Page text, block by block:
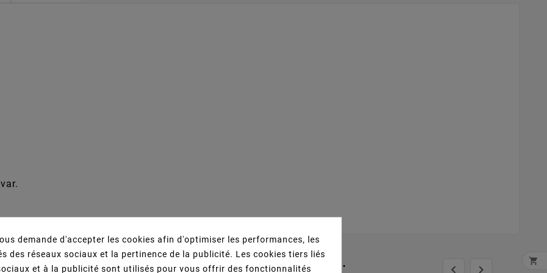
Ont Acheté Ce Produit Ont Également Acheté...  

demande d'accepter les cookies afin d'optimiser les performances, les
des réseaux sociaux et la pertinence de la publicité. Les cookies tiers liés
et à la publicité sont utilisés pour vous offrir des fonctionnalités